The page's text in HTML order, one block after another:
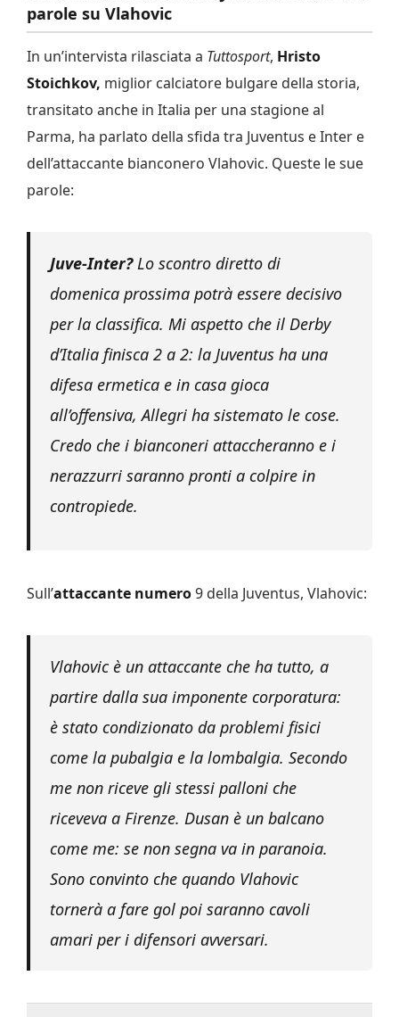
parole su Vlahovic
In un’intervista rilasciata a Tuttosport, Hristo
Stoichkov, miglior calciatore bulgare della storia,
transitato anche in Italia per una stagione al
Parma, ha parlato della sfida tra Juventus e Inter e
dell’attaccante bianconero Vlahovic. Queste le sue
parole:
Juve-Inter?Lo scontro diretto di
domenica prossima potrà essere decisivo
per la classifica. Mi aspetto che il Derby
d’Italia finisca 2 a 2: la Juventus ha una
difesa ermetica e in casa gioca
all’offensiva, Allegri ha sistemato le cose.
Credo che i bianconeri attaccheranno e i
nerazzurri saranno pronti a colpire in
contropiede.
Sull’attaccante numero9 della Juventus, Vlahovic:
Vlahovic è un attaccante che ha tutto, a
partire dalla sua imponente corporatura:
è stato condizionato da problemi fisici
come la pubalgia e la lombalgia. Secondo
me non riceve gli stessi palloni che
riceveva a Firenze. Dusan è un balcano
come me: se non segna va in paranoia.
Sono convinto che quando Vlahovic
tornerà a fare gol poi saranno cavoli
amari per i difensori avversari.